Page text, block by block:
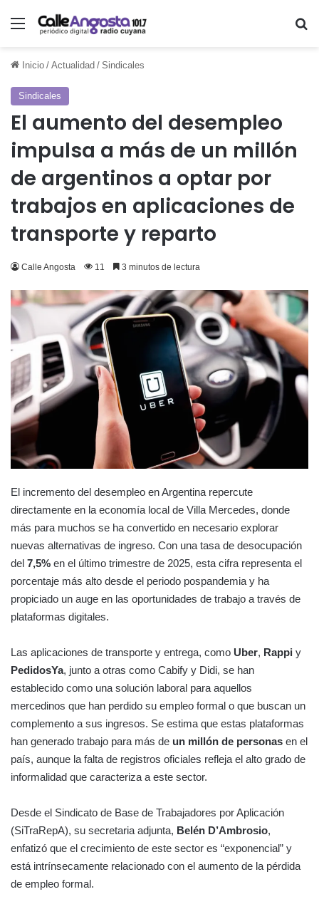
Menú
Inicio / Actualidad / Sindicales
Sindicales
El aumento del desempleo
impulsa a más de un millón
de argentinos a optar por
trabajos en aplicaciones de
transporte y reparto
Calle Angosta 11 3 minutos de lectura
El incremento del desempleo en Argentina repercute
directamente en la economía local de Villa Mercedes, donde
más para muchos se ha convertido en necesario explorar
nuevas alternativas de ingreso. Con una tasa de desocupación
del 7,5% en el último trimestre de 2025, esta cifra representa el
porcentaje más alto desde el periodo pospandemia y ha
propiciado un auge en las oportunidades de trabajo a través de
plataformas digitales.
Las aplicaciones de transporte y entrega, como Uber, Rappi y
PedidosYa, junto a otras como Cabify y Didi, se han
establecido como una solución laboral para aquellos
mercedinos que han perdido su empleo formal o que buscan un
complemento a sus ingresos. Se estima que estas plataformas
han generado trabajo para más de un millón de personas en el
país, aunque la falta de registros oficiales refleja el alto grado de
informalidad que caracteriza a este sector.
Desde el Sindicato de Base de Trabajadores por Aplicación
(SiTraRepA), su secretaria adjunta, Belén D’Ambrosio,
enfatizó que el crecimiento de este sector es “exponencial” y
está intrínsecamente relacionado con el aumento de la pérdida
de empleo formal.